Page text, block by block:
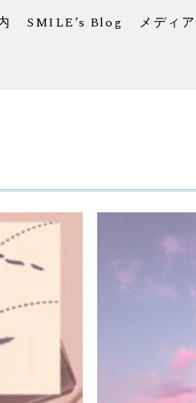
SMILE’s Blog メディ